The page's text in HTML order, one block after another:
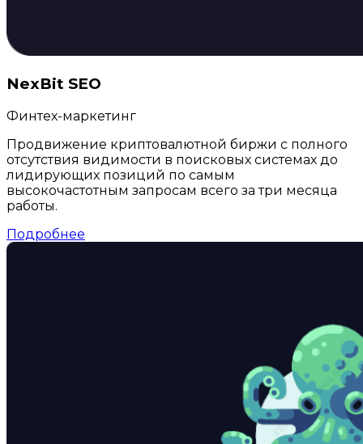
NexBit SEO
Финтех-маркетинг
Продвижение криптовалютной биржи с полного
отсутствия видимости в поисковых системах до
лидирующих позиций по самым
высокочастотным запросам всего за три месяца
работы.
Подробнее